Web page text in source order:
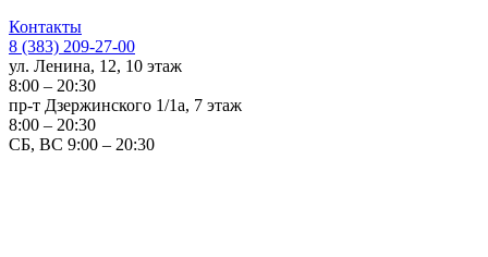
Контакты
8 (383) 209-27-00
ул. Ленина, 12, 10 этаж
8:00 – 20:30
пр-т Дзержинского 1/1а, 7 этаж
8:00 – 20:30
СБ, ВС 9:00 – 20:30